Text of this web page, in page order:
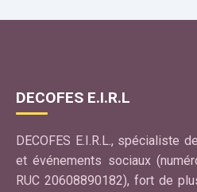
DECOFES E.I.R.L
DECOFES E.I.R.L., spécialiste
et événements sociaux
RUC 20608890182), fort de